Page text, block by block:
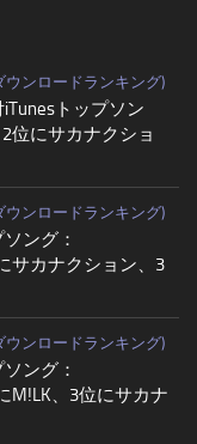
ウンロードランキング)
iTunesトップソン
位にサカナクショ
ウンロードランキング)
ング：
サカナクション、3
ウンロードランキング)
ング：
M!LK、3位にサカナ